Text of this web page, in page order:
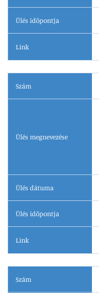
Ülés időpontja
Link
Szám
Ülés megnevezése
Ülés dátuma
Ülés időpontja
Link
Szám